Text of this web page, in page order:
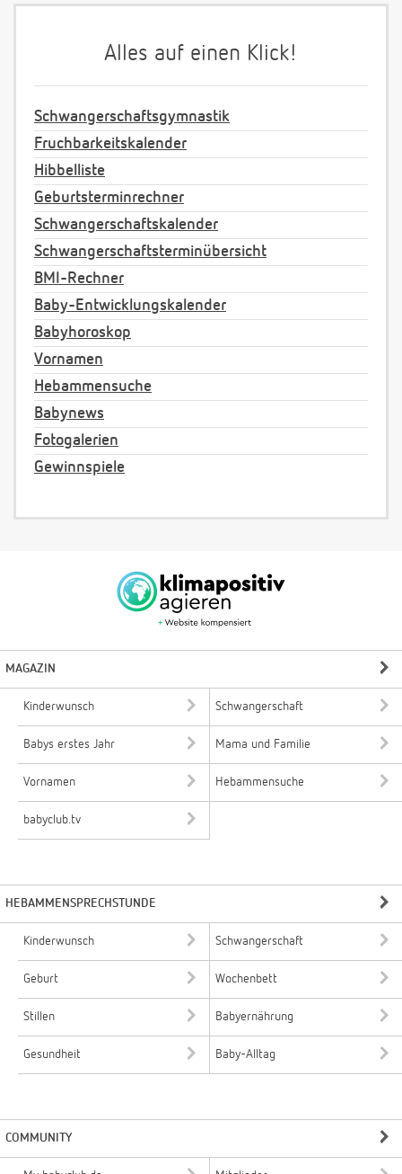
Alles auf einen Klick!
Schwangerschaftsgymnastik
Fruchbarkeitskalender
Hibbelliste
Geburtsterminrechner
Schwangerschaftskalender
Schwangerschaftsterminübersicht
BMI-Rechner
Baby-Entwicklungskalender
Babyhoroskop
Vornamen
Hebammensuche
Babynews
Fotogalerien
Gewinnspiele
MAGAZIN
Kinderwunsch Schwangerschaft
Babys erstes Jahr Mama und Familie
Vornamen Hebammensuche
babyclub.tv
HEBAMMENSPRECHSTUNDE
Kinderwunsch Schwangerschaft
Geburt Wochenbett
Stillen Babyernährung
Gesundheit Baby-Alltag
COMMUNITY